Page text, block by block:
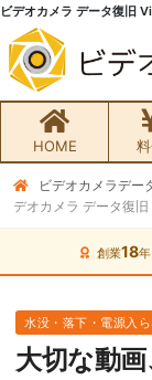
ビデオカメラ データ復旧
HOME
無料初期診断お
ビデオカメラ
料金・メニュー
サービスの流れ
ビデオカメラデー
デオカメラ データ復
創業18
水没・落下・電源入
大切な動画